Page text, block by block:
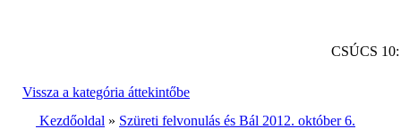
CSÚCS
Vissza a kategória áttekintőbe
Kezdőoldal » Szüreti felvonulás és Bál 2012. október 6.